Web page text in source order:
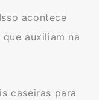
acontece
auxiliam na
caseiras para